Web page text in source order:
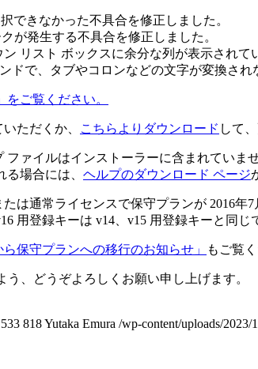
できなかった不具合を修正しました。
が発生する不具合を修正しました。
リスト ボックスに余分な列が表示されて
ドで、タブやコロンなどの文字が変換され
ご覧ください。
ただくか、 こちらよりダウンロード して
ァイルはインストーラーに含まれてい
場合には、 ヘルプのダウンロード ページ
は通常ライセンスで保守プランが 2016年
用登録キーは v14、v15 用登録キーと同じ
保守プランへの移行のお知らせ」 もご覧
、どうぞよろしくお願い申し上げます。
533 818Yutaka Emura /wp-content/uploads/2023/